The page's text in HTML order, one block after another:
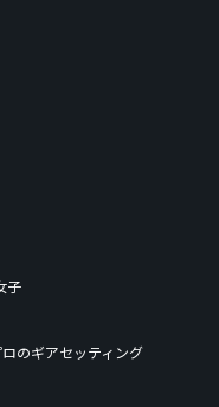
子
ロのギアセッティング